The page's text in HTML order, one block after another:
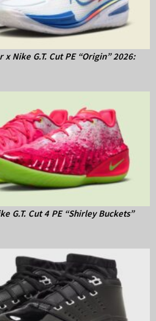
Nike G.T. Cut PE “Origin” 2026:
G.T. Cut 4 PE “Shirley Buckets”